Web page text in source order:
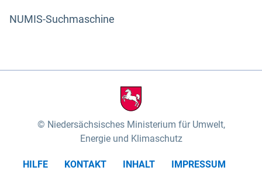
NUMIS-Suchmaschine
Niedersächsisches Ministerium für Umwelt,
Energie und Klimaschutz
HILFE KONTAKT INHALT
IMPRESSUM